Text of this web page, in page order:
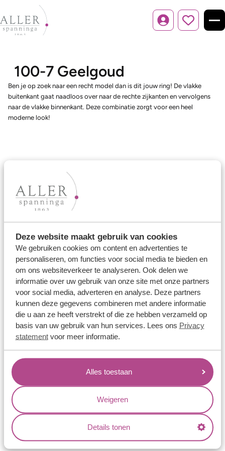
Deze website maakt gebruik van cookies
We gebruiken cookies om content en advertenties te
personaliseren, om functies voor social media te bieden en
om ons websiteverkeer te analyseren. Ook delen we
informatie over uw gebruik van onze site met onze partners
voor social media, adverteren en analyse. Deze partners
kunnen deze gegevens combineren met andere informatie
die u aan ze heeft verstrekt of die ze hebben verzameld op
basis van uw gebruik van hun services. Lees ons Privacy
statementvoor meer informatie.
Alles toestaan
Weigeren
Details tonen
Inloggen
100-7 Geelgoud
Ben je op zoek naar een recht model dan is dit jouw ring! De vlakke
buitenkant gaat naadloos over naar de rechte zijkanten en vervolgens
naar de vlakke binnenkant. Deze combinatie zorgt voor een heel
moderne look!
Ons aanbod
Memoireringen
Verlovingsringen
Vriendschapsringen
Over ons
Aller Spanninga
Historie
Certificaten
Jouw voordelen
Conflictvrije Materialen
Oneindig veel mogelijkheden
Kwaliteit
Juweliers & Contact